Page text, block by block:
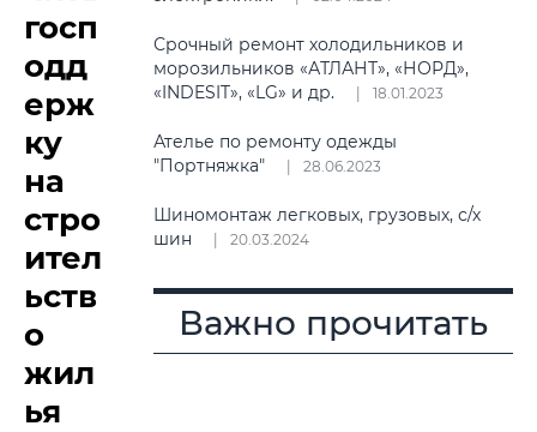
госп
одд
ерж
ку
на
стро
ител
ьств
о
жил
ья
Срочный ремонт холодильников и
морозильников «АТЛАНТ», «НОРД»,
«INDESIT», «LG» и др.
18.01.2023
Ателье по ремонту одежды
"Портняжка"
28.06.2023
Шиномонтаж легковых, грузовых, с/х
шин
20.03.2024
Важно прочитать